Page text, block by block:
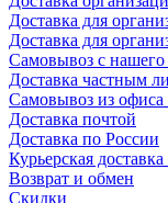
Доставка для
Доставка для
Самовывоз с нашего
Доставка частным
Самовывоз из офиса
Доставка почтой
Доставка по России
Курьерская
Возврат и обмен
Скидки